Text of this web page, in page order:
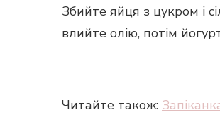
Збийте яйця з цукром і
влийте олію, потім
Читайте також: